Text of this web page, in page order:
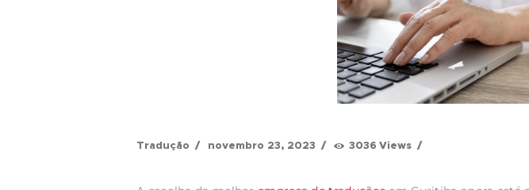
Tradução novembro 23, 2023 3036 Views